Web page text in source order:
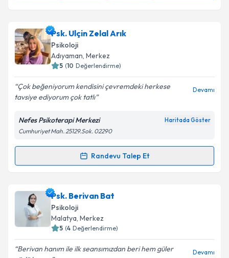
Psk. Ulçin Zelal Arık
Psikoloji
Adıyaman, Merkez
5 (10 Değerlendirme)
Çok beğeniyorum kendisini çevremdeki herkese
tavsiye ediyorum çok tatlı
Devamı
Nefes Psikoterapi Merkezi Haritada Göster
Cumhuriyet Mah. 25129.Sok. 02290
Randevu Talep Et
Randevu Takvimi Talebi
Psk. Ulçin Zelal Arıkiçin randevu takvimi talebi
oluşturun. Size bu uzmandan randevu almanız için bir
takvim hazırlandığında e-posta ile bilgilendireceğiz.
Psk. Berivan Bat
Psikoloji
Malatya, Merkez
5 (4 Değerlendirme)
Berivan hanım ile ilk seansımızdan beri hem güler
Devamı